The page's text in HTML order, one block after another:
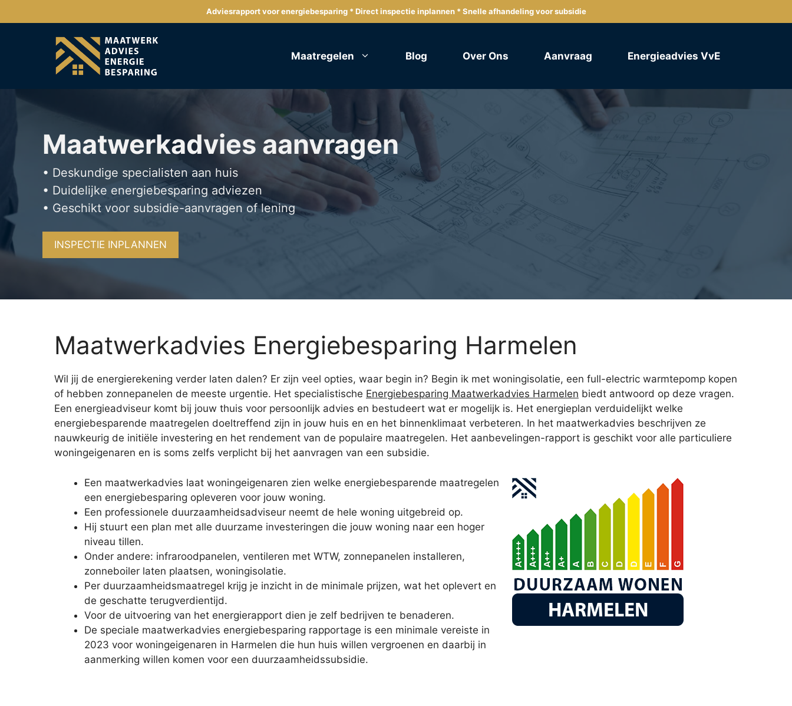
naar
Adviesrapport voor energiebesparing * Direct inspectie inplannen * Snelle afhandeling voor subsidie
Maatregelen Blog Over Ons Aanvraag Energieadvies VvE
Maatwerkadvies aanvragen
• Deskundige specialisten aan huis
• Duidelijke energiebesparing adviezen
• Geschikt voor subsidie-aanvragen of lening
INSPECTIE INPLANNEN
Maatwerkadvies Energiebesparing Harmelen
Wil jij de energierekening verder laten dalen? Er zijn veel opties, waar begin in? Begin ik met woningisolatie, een full-electric warmtepomp kopen
of hebben zonnepanelen de meeste urgentie. Het specialistische Energiebesparing Maatwerkadvies Harmelen biedt antwoord op deze vragen.
Een energieadviseur komt bij jouw thuis voor persoonlijk advies en bestudeert wat er mogelijk is. Het energieplan verduidelijkt welke
energiebesparende maatregelen doeltreffend zijn in jouw huis en en het binnenklimaat verbeteren. In het maatwerkadvies beschrijven ze
nauwkeurig de initiële investering en het rendement van de populaire maatregelen. Het aanbevelingen-rapport is geschikt voor alle particuliere
woningeigenaren en is soms zelfs verplicht bij het aanvragen van een subsidie.
Een maatwerkadvies laat woningeigenaren zien welke energiebesparende maatregelen
een energiebesparing opleveren voor jouw woning.
Een professionele duurzaamheidsadviseur neemt de hele woning uitgebreid op.
Hij stuurt een plan met alle duurzame investeringen die jouw woning naar een hoger
niveau tillen.
Onder andere: infraroodpanelen, ventileren met WTW, zonnepanelen installeren,
zonneboiler laten plaatsen, woningisolatie.
Per duurzaamheidsmaatregel krijg je inzicht in de minimale prijzen, wat het oplevert en
de geschatte terugverdientijd.
Voor de uitvoering van het energierapport dien je zelf bedrijven te benaderen.
De speciale maatwerkadvies energiebesparing rapportage is een minimale vereiste in
2023 voor woningeigenaren in Harmelen die hun huis willen vergroenen en daarbij in
aanmerking willen komen voor een duurzaamheidssubsidie.